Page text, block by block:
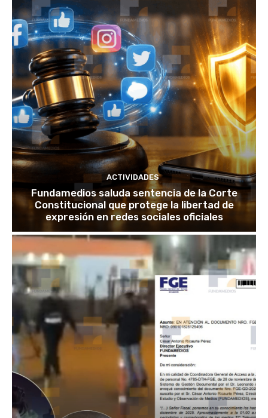
ACTIVIDADES
Fundamedios saluda sentencia de la Corte
Constitucional que protege la libertad de
expresión en redes sociales oficiales